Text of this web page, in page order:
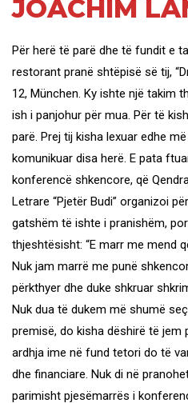
JOACHIM
Për herë të parë dhe të fundit e
restorant pranë shtëpisë së tij,
12, München. Ky ishte një takim
ish i panjohur për mua. Për të
parë. Prej tij kisha lexuar edhe
komunikuar disa herë. E pata
konferencë shkencore, që
Letrare “Pjetër Budi” organizoi për
gatshëm të ishte i pranishëm,
thjeshtësisht: “E marr me mend
Nuk jam marrë me punë
përkthyer dhe duke shkruar
Nuk dua të dukem më shumë
premisë, do kisha dëshirë të jem
ardhja ime në fund tetori do të
dhe financiare. Nuk di në
parimisht pjesëmarrës i